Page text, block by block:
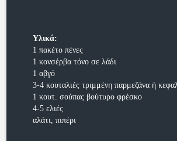
Υλικά:
1 πακέτο πένες
1 κονσέρβα τόνο σε λάδι
1 αβγό
3-4 κουταλιές τριμμένη παρμεζάνα ή
1 κουτ. σούπας βούτυρο φρέσκο
4-5 ελιές
αλάτι, πιπέρι